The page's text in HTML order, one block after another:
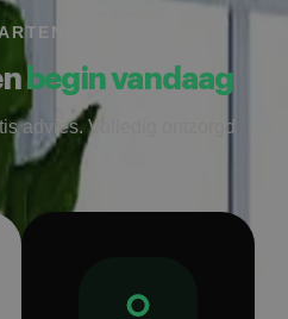
begin vandaag
advies. Volledig ontzorgd